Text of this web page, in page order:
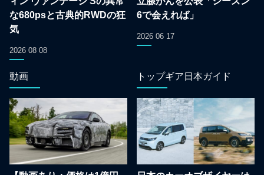
な680psと古典的RWDの狂
気
2026 08 08
6で会えれば」
2026 06 17
動画 トップギア日本ガイド